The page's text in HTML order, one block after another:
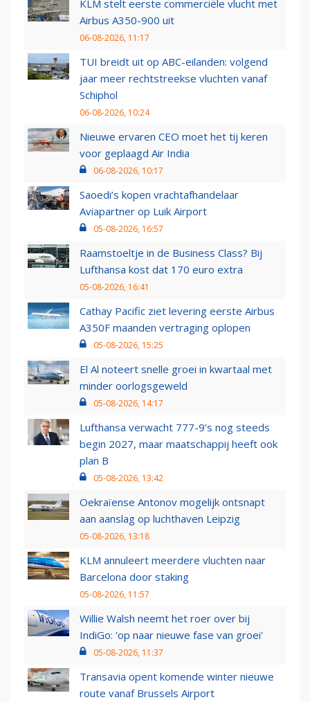
KLM stelt eerste commerciële vlucht met
Airbus A350-900 uit
06-08-2026, 11:17
TUI breidt uit op ABC-eilanden: volgend
jaar meer rechtstreekse vluchten vanaf
Schiphol
06-08-2026, 10:24
Nieuwe ervaren CEO moet het tij keren
voor geplaagd Air India
06-08-2026, 10:17
Saoedi’s kopen vrachtafhandelaar
Aviapartner op Luik Airport
05-08-2026, 16:57
Raamstoeltje in de Business Class? Bij
Lufthansa kost dat 170 euro extra
05-08-2026, 16:41
Cathay Pacific ziet levering eerste Airbus
A350F maanden vertraging oplopen
05-08-2026, 15:25
El Al noteert snelle groei in kwartaal met
minder oorlogsgeweld
05-08-2026, 14:17
Lufthansa verwacht 777-9’s nog steeds
begin 2027, maar maatschappij heeft ook
plan B
05-08-2026, 13:42
Oekraïense Antonov mogelijk ontsnapt
aan aanslag op luchthaven Leipzig
05-08-2026, 13:18
KLM annuleert meerdere vluchten naar
Barcelona door staking
05-08-2026, 11:57
Willie Walsh neemt het roer over bij
IndiGo: 'op naar nieuwe fase van groei'
05-08-2026, 11:37
Transavia opent komende winter nieuwe
route vanaf Brussels Airport